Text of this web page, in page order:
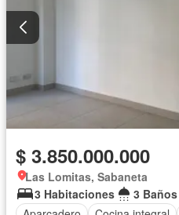
$ 3.850.000.000
Las Lomitas, Sabaneta
3 Habitaciones
3 Baños